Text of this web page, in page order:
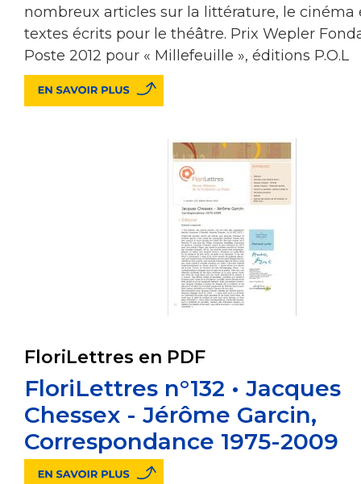
nombreux articles sur la littérature, le cinéma
textes écrits pour le théâtre. Prix Wepler
Poste 2012 pour « Millefeuille », éditions P.O.L
FloriLettres en PDF
FloriLettres n°132 • Jacques
Chessex - Jérôme Garcin,
Correspondance 1975-2009